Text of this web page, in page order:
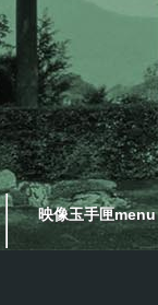
映像玉手匣menu